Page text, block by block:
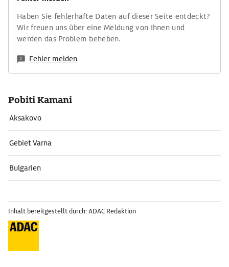
Haben Sie fehlerhafte Daten auf dieser Seite entdeckt?
Wir freuen uns über eine Meldung von Ihnen und
werden das Problem beheben.
Fehler melden
Pobiti Kamani
Aksakovo
Gebiet Varna
Bulgarien
Inhalt bereitgestellt durch: ADAC Redaktion